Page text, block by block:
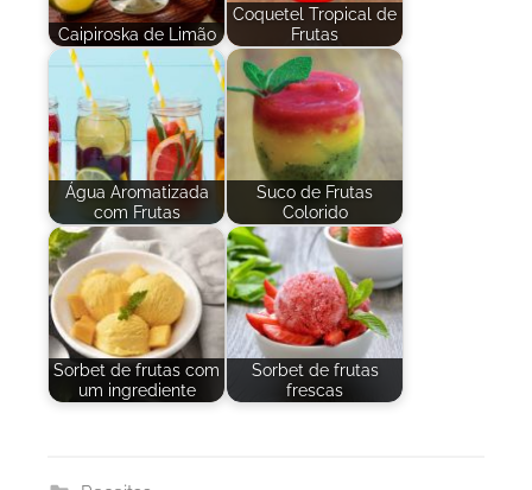
Caipiroska de Limão
Coquetel Tropical de
Frutas
Água Aromatizada
com Frutas
Suco de Frutas
Colorido
Sorbet de frutas com
um ingrediente
Sorbet de frutas
frescas